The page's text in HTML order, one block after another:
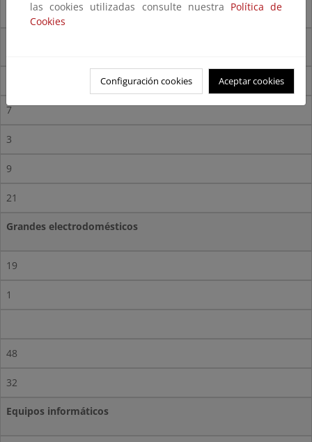
Otros
7
3
9
21
Grandes electrodomésticos
19
1
48
32
Equipos informáticos
las cookies utilizadas consulte nuestra Política de
Cookies
Configuración cookies Aceptar cookies